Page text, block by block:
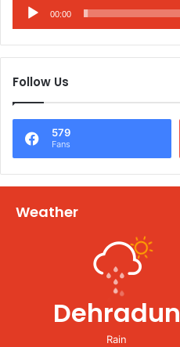
00:00
Follow Us
579
Fans
Weather
Dehradun
Rain